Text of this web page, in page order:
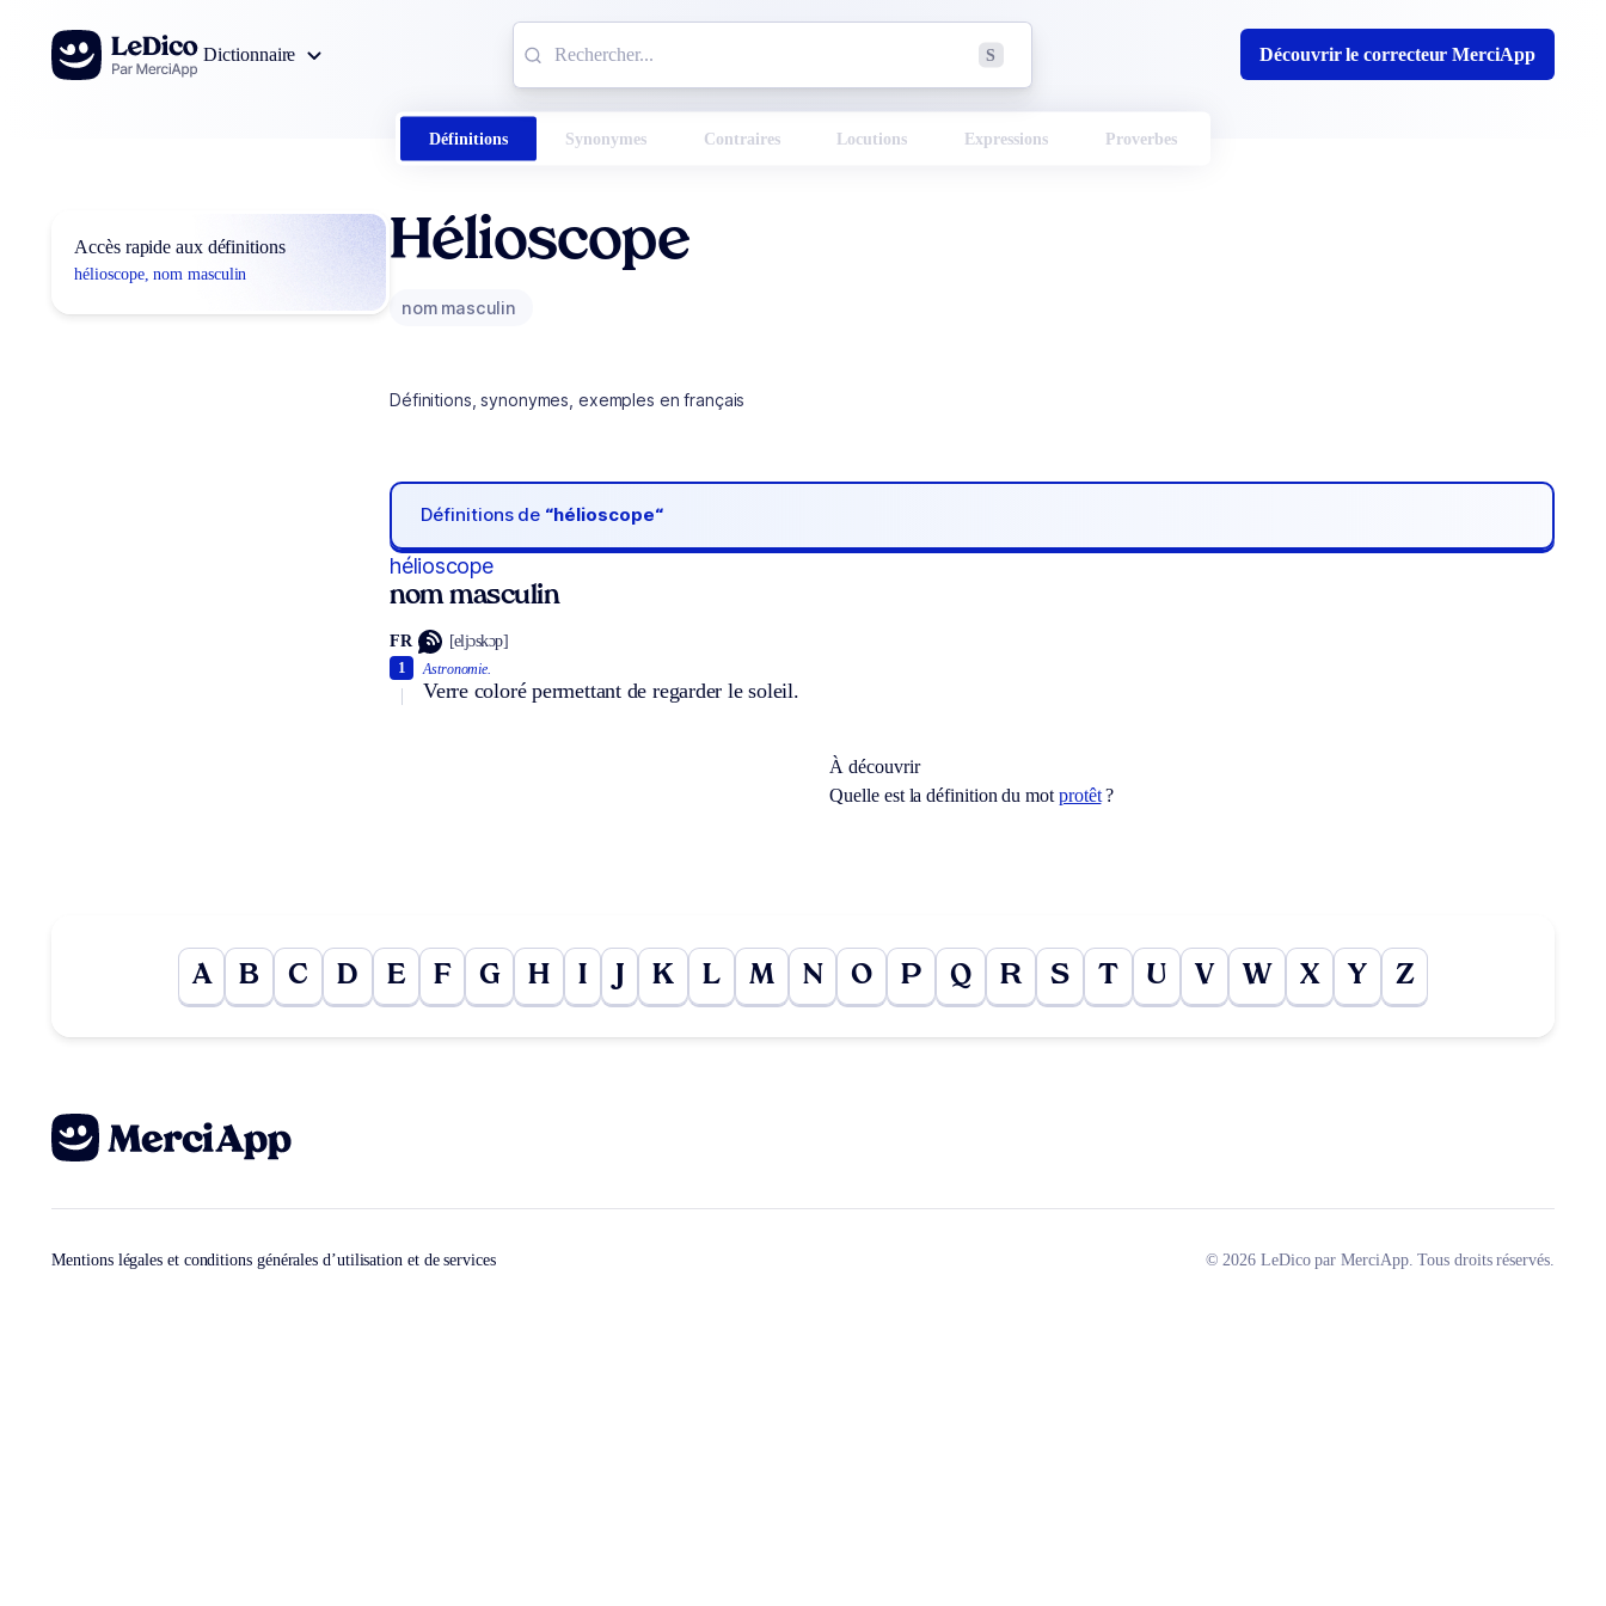
Aller au contenu
Dictionnaire
S Découvrir le correcteur MerciApp
Définitions Synonymes Contraires Locutions Expressions Proverbes
Accès rapide aux définitions
hélioscope, nom masculin
Hélioscope
nom masculin
Définitions, synonymes, exemples en français
Définitions de “hélioscope“
hélioscope
nom masculin
FR [eljɔskɔp]
Astronomie.
Verre coloré permettant de regarder le soleil.
1
À découvrir
Quelle est la définition du mot protêt?
A B C D E F G H I K L M N O P Q R S T U V W X Y Z
Mentions légales et conditions générales d’utilisation et de services © 2026 LeDico par MerciApp. Tous droits réservés.